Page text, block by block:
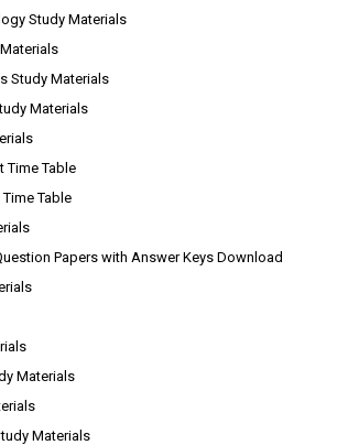
Study Materials
Study Materials
Materials
Time Table
Table
Papers with Answer Keys Download
Materials
Materials